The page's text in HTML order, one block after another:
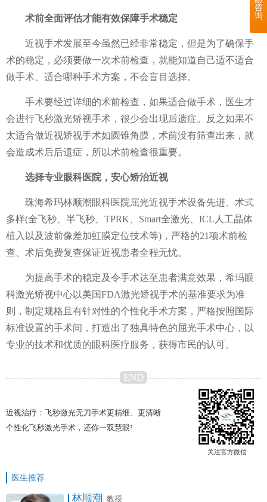
咨
询
术前全面评估才能有效保障手术稳定
近视手术发展至今虽然已经非常稳定，但是为了确保手
术的稳定，必须要做一次术前检查，就能知道自己适不适合
做手术、适合哪种手术方案，不会盲目选择。
手术要经过详细的术前检查，如果适合做手术，医生才
会进行飞秒激光矫视手术，很少会出现后遗症。反之如果不
太适合做近视矫视手术如圆锥角膜，术前没有筛查出来，就
会造成术后后遗症，所以术前检查很重要。
选择专业眼科医院，安心矫治近视
珠海希玛林顺潮眼科医院屈光近视手术设备先进、术式
多样(全飞秒、半飞秒、TPRK、Smart全激光、ICL人工晶体
植入以及波前像差加虹膜定位技术等)，严格的21项术前检
查、术后免费复查保证近视患者全程无忧。
为提高手术的稳定及令手术达至患者满意效果，希玛眼
科激光矫视中心以美国FDA激光矫视手术的基准要求为准
则，制定规格且有针对性的个性化手术方案，严格按照国际
标准设置的手术间，打造出了独具特色的屈光手术中心，以
专业的技术和优质的眼科医疗服务，获得市民的认可。
END
近视治疗：飞秒激光无刀手术更精细、更清晰
个性化飞秒激光手术，还你一双慧眼!
关注官方微信
医生推荐
林顺潮 教授